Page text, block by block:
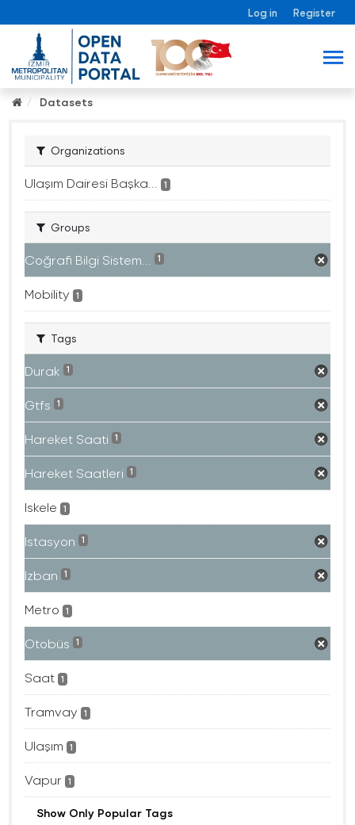
Log in Register
Datasets
Organizations
Ulaşım Dairesi Başka... 1
Groups
Coğrafi Bilgi Sistem... 1
Mobility 1
Tags
Durak 1
Gtfs 1
Hareket Saati 1
Hareket Saatleri 1
Iskele 1
Istasyon 1
Izban 1
Metro 1
Otobüs 1
Saat 1
Tramvay 1
Ulaşım 1
Vapur 1
Show Only Popular Tags